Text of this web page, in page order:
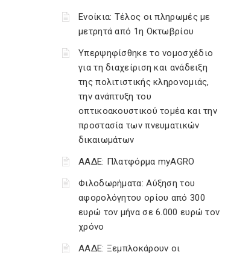
Ενοίκια: Τέλος οι πληρωμές με
μετρητά από 1η Οκτωβρίου
Υπερψηφίσθηκε το νομοσχέδιο
για τη διαχείριση και ανάδειξη
της πολιτιστικής κληρονομιάς,
την ανάπτυξη του
οπτικοακουστικού τομέα και την
προστασία των πνευματικών
δικαιωμάτων
ΑΑΔΕ: Πλατφόρμα myAGRO
Φιλοδωρήματα: Αύξηση του
αφορολόγητου ορίου από 300
ευρώ τον μήνα σε 6.000 ευρώ τον
χρόνο
ΑΑΔΕ: Ξεμπλοκάρουν οι